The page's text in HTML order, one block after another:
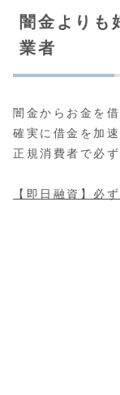
闇金よりも
業者
闇金からお金を
確実に借金を加
正規消費者で必
【即日融資】必